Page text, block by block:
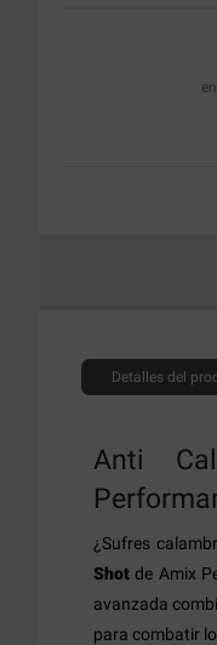
Detalles del
Anti
¿Sufres
Shot de Amix
avanzada
para combatir